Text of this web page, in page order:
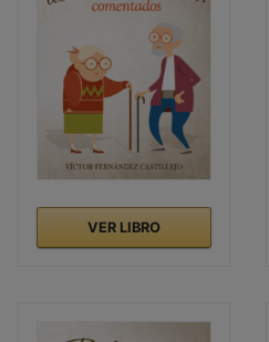
VER LIBRO